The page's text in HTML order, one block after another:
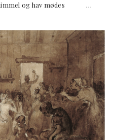
himmel og hav mødes …